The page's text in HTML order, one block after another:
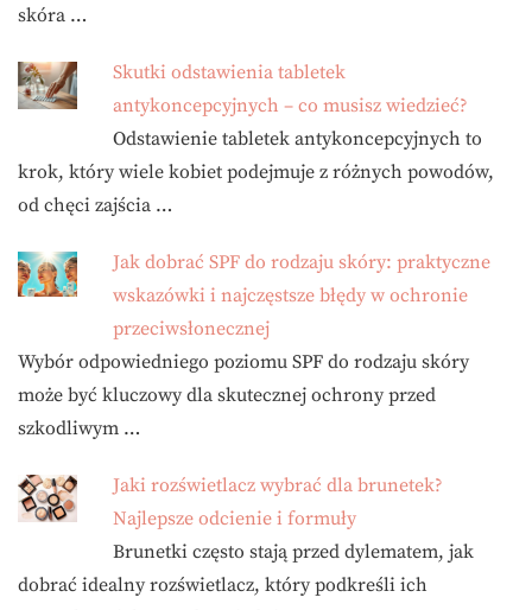
skóra …
Skutki odstawienia tabletek
antykoncepcyjnych – co musisz wiedzieć?
Odstawienie tabletek antykoncepcyjnych to
krok, który wiele kobiet podejmuje z różnych powodów,
od chęci zajścia …
Jak dobrać SPF do rodzaju skóry: praktyczne
wskazówki i najczęstsze błędy w ochronie
przeciwsłonecznej
Wybór odpowiedniego poziomu SPF do rodzaju skóry
może być kluczowy dla skutecznej ochrony przed
szkodliwym …
Jaki rozświetlacz wybrać dla brunetek?
Najlepsze odcienie i formuły
Brunetki często stają przed dylematem, jak
dobrać idealny rozświetlacz, który podkreśli ich